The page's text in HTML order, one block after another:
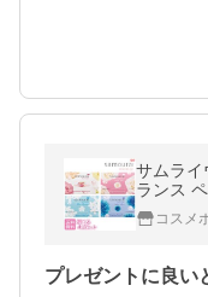
サムラ
ランス
選べる4
コスメ
プレゼントに良い